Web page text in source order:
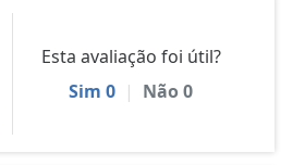
Esta avaliação foi útil?
Sim 0 | Não0